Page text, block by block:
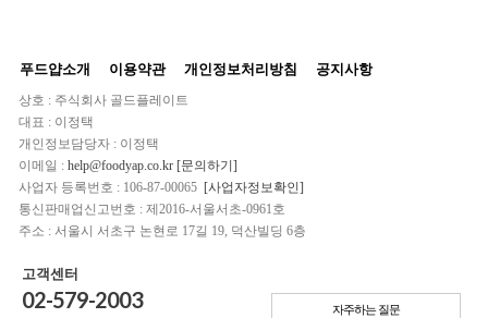
푸드얍소개 이용약관 개인정보처리방침 공지사항
상호 : 주식회사 골드플레이트
대표 : 이정택
개인정보담당자 : 이정택
이메일 : help@foodyap.co.kr [문의하기]
사업자 등록번호 : 106-87-00065 [사업자정보확인]
통신판매업신고번호 : 제2016-서울서초-0961호
주소 : 서울시 서초구 논현로 17길 19, 덕산빌딩 6층
고객센터
02-579-2003 자주하는 질문